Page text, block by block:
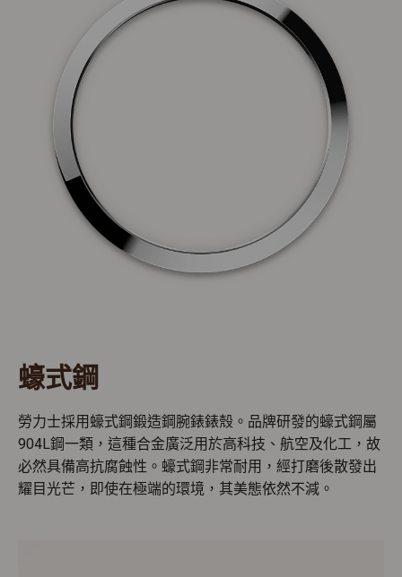
蠔式鋼
勞力士採用蠔式鋼鍛造鋼腕錶錶殼。品牌研發的蠔式鋼屬
904L鋼一類，這種合金廣泛用於高科技、航空及化工，故
必然具備高抗腐蝕性。蠔式鋼非常耐用，經打磨後散發出
耀目光芒，即使在極端的環境，其美態依然不減。